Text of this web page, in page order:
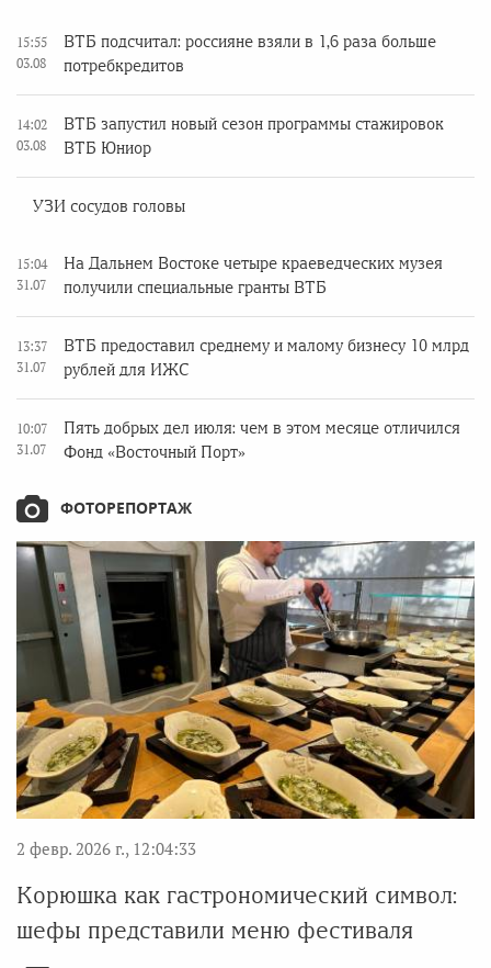
15:55
03.08
ВТБ подсчитал: россияне взяли в 1,6 раза больше
потребкредитов
14:02
03.08
ВТБ запустил новый сезон программы стажировок
ВТБ Юниор
УЗИ сосудов головы
15:04
31.07
На Дальнем Востоке четыре краеведческих музея
получили специальные гранты ВТБ
13:37
31.07
ВТБ предоставил среднему и малому бизнесу 10 млрд
рублей для ИЖС
10:07
31.07
Пять добрых дел июля: чем в этом месяце отличился
Фонд «Восточный Порт»
ФОТОРЕПОРТАЖ
2 февр. 2026 г., 12:04:33
Корюшка как гастрономический символ:
шефы представили меню фестиваля